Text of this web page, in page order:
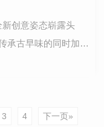
创意姿态崭露头
承古早味的同时加入
。这款肉松饼…
3 4 下一页»